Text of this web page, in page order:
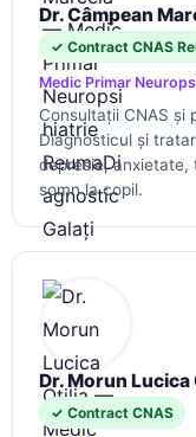
Dr. Câmpean
✓ Contract CNAS
Medic Primar
Consultații CNAS și
Diagnosticul și
depresie, anxietate,
somn la copil.
Dr. Morun Lucica
✓ Contract CNAS